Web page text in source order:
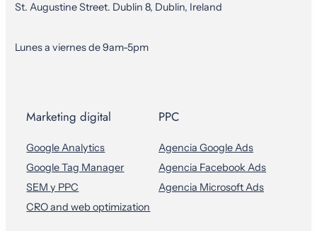
St. Augustine Street. Dublin 8, Dublin, Ireland
Lunes a viernes de 9am-5pm
Marketing digital
Google Analytics
Google Tag Manager
SEM y PPC
CRO and web optimization
PPC
Agencia Google Ads
Agencia Facebook Ads
Agencia Microsoft Ads